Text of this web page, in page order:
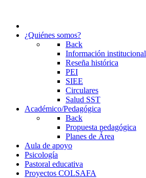
¿Quiénes somos?
Back
Información institucional
Reseña histórica
PEI
SIEE
Circulares
Salud SST
Académico/Pedagógica
Back
Propuesta pedagógica
Planes de Área
Aula de apoyo
Psicología
Pastoral educativa
Proyectos COLSAFA